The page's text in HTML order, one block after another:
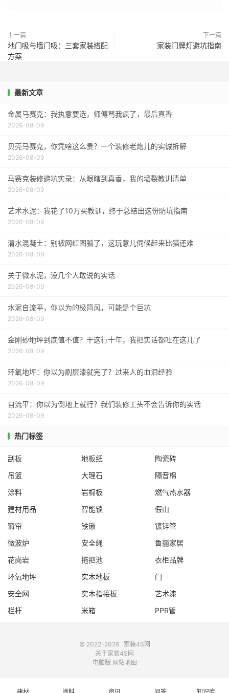
上一篇
地门吸与墙门吸：三套家装搭配
方案
下一篇
家装门牌灯避坑指南
最新文章
金属马赛克：我执意要选，师傅骂我疯了，最后真香
2026-08-09
贝壳马赛克，你凭啥这么贵？一个装修老炮儿的实诚拆解
2026-08-09
马赛克装修避坑实录：从眼瞎到真香，我的墙裂教训清单
2026-08-09
艺术水泥：我花了10万买教训，终于总结出这份防坑指南
2026-08-09
清水混凝土：别被网红图骗了，这玩意儿伺候起来比猫还难
2026-08-09
关于微水泥，没几个人敢说的实话
2026-08-09
水泥自流平，你以为的极简风，可能是个巨坑
2026-08-09
金刚砂地坪到底值不值？干这行十年，我把实话都吐在这儿了
2026-08-09
环氧地坪：你以为刷层漆就完了？过来人的血泪经验
2026-08-09
自流平：你以为倒地上就行？我们装修工头不会告诉你的实话
2026-08-09
热门标签
刮板 地板纸
陶瓷砖
吊篮
大理石
隔音棉
涂料
岩棉板
燃气热水器
建材用品
智能锁
假山
窗帘
铁锹
镀锌管
微波炉
安全绳
鲁丽家居
花岗岩
拖把池
衣柜品牌
环氧地坪
实木地板
门
安全网
实木指接板
艺术漆
栏杆
米箱 PPR管
© 2022-2026 家装4S网
关于家装4S网
电脑版 网站地图